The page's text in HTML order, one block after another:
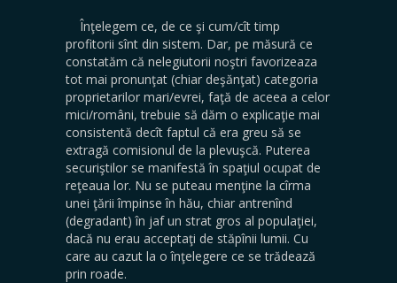
Înţelegem ce, de ce şi cum/cît timp
profitorii sînt din sistem. Dar, pe măsură ce
constatăm că nelegiutorii noştri favorizeaza
tot mai pronunţat (chiar deşănţat) categoria
proprietarilor mari/evrei, faţă de aceea a celor
mici/români, trebuie să dăm o explicaţie mai
consistentă decît faptul că era greu să se
extragă comisionul de la plevuşcă. Puterea
securiştilor se manifestă în spaţiul ocupat de
reţeaua lor. Nu se puteau menţine la cîrma
unei ţării împinse în hău, chiar antrenînd
(degradant) în jaf un strat gros al populaţiei,
dacă nu erau acceptaţi de stăpînii lumii. Cu
care au cazut la o înţelegere ce se trădează
prin roade.